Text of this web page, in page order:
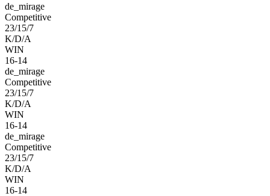
de_mirage
Competitive
23/15/7
K/D/A
WIN
16-14
de_mirage
Competitive
23/15/7
K/D/A
WIN
16-14
de_mirage
Competitive
23/15/7
K/D/A
WIN
16-14